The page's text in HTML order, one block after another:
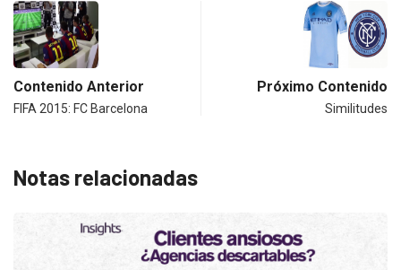
Contenido Anterior
FIFA 2015: FC Barcelona
Próximo Contenido
Similitudes
Notas relacionadas